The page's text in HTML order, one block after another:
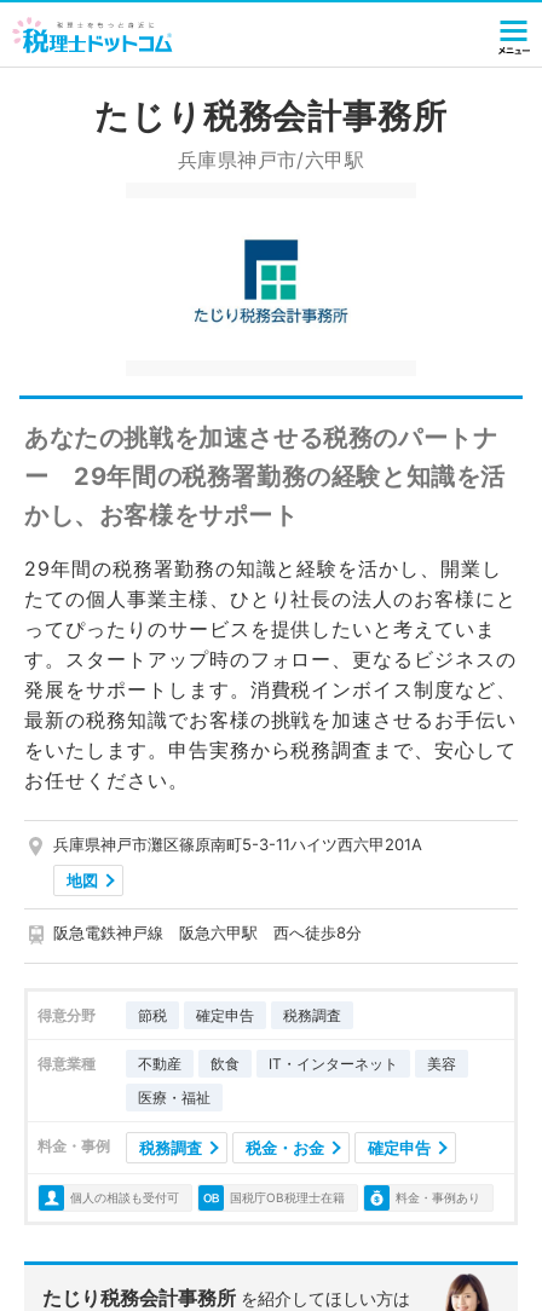
たじり税務会計事務所
兵庫県神戸市/六甲駅
あなたの挑戦を加速させる税務のパートナ
ー 29年間の税務署勤務の経験と知識を活
かし、お客様をサポート
29年間の税務署勤務の知識と経験を活かし、開業し
たての個人事業主様、ひとり社長の法人のお客様にと
ってぴったりのサービスを提供したいと考えていま
す。スタートアップ時のフォロー、更なるビジネスの
発展をサポートします。消費税インボイス制度など、
最新の税務知識でお客様の挑戦を加速させるお手伝い
をいたします。申告実務から税務調査まで、安心して
お任せください。
兵庫県神戸市灘区篠原南町5-3-11ハイツ西六甲201A
地図
阪急電鉄神戸線 阪急六甲駅 西へ徒歩8分
得意分野 節税 確定申告 税務調査
得意業種 不動産 飲食 IT・インターネット
美容
医療・福祉
料金・事例 税務調査 税金・お金 確定申告
個人の相談も受付可 国税庁OB税理士在籍 料金・事例あり
たじり税務会計事務所 を紹介してほしい方は